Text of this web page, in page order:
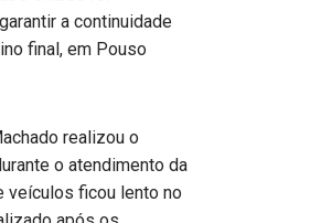
a continuidade
final, em Pouso
realizou o
o atendimento da
veículos ficou lento no